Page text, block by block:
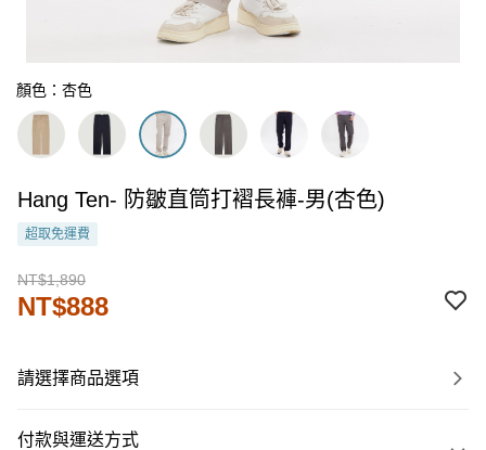
顏色：杏色
Hang Ten- 防皺直筒打褶長褲-男(杏色)
超取免運費
NT$1,890
NT$888
請選擇商品選項
付款與運送方式